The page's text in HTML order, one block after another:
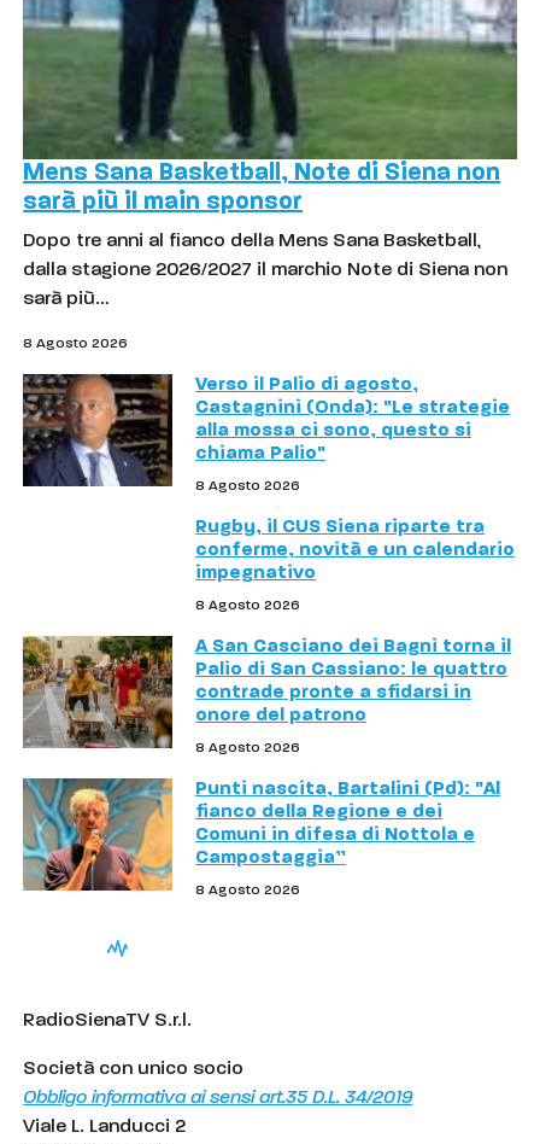
Mens Sana Basketball, Note di Siena non
sarà più il main sponsor
Dopo tre anni al fianco della Mens Sana Basketball,
dalla stagione 2026/2027 il marchio Note di Siena non
sarà più…
8 Agosto 2026
Verso il Palio di agosto,
Castagnini (Onda): "Le strategie
alla mossa ci sono, questo si
chiama Palio"
8 Agosto 2026
Rugby, il CUS Siena riparte tra
conferme, novità e un calendario
impegnativo
8 Agosto 2026
A San Casciano dei Bagni torna il
Palio di San Cassiano: le quattro
contrade pronte a sfidarsi in
onore del patrono
8 Agosto 2026
Punti nascita, Bartalini (Pd): "Al
fianco della Regione e dei
Comuni in difesa di Nottola e
Campostaggia”
8 Agosto 2026
RadioSienaTV S.r.l.
Società con unico socio
Obbligo informativa ai sensi art.35 D.L. 34/2019
Viale L. Landucci 2